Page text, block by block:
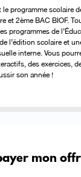
programme scolaire
et 2ème BAC BIOF.
programmes de
l’édition scolaire et
interne. Vous
des exercices,
son année !
mon